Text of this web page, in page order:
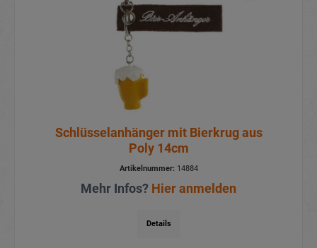
Schlüsselanhänger mit Bierkrug aus
Poly 14cm
Artikelnummer:14884
Mehr Infos? Hier anmelden
Details